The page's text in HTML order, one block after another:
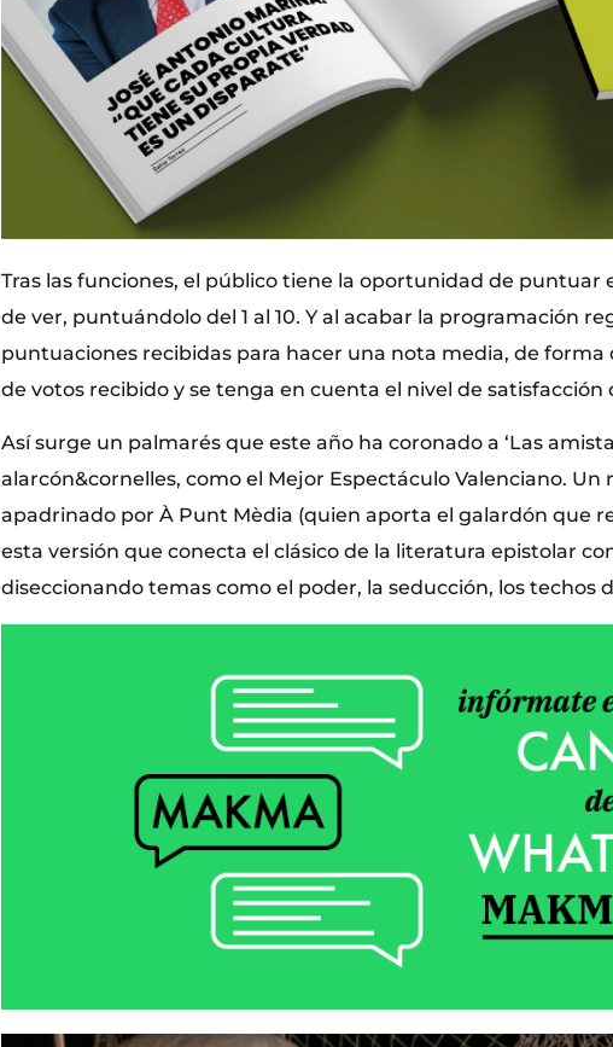
Tras las funciones, el público tiene la oportunidad de puntuar
de ver, puntuándolo del 1 al 10. Y al acabar la programación
puntuaciones recibidas para hacer una nota media, de
de votos recibido y se tenga en cuenta el nivel de satisfacción
Así surge un palmarés que este año ha coronado a ‘Las
alarcón&cornelles, como el Mejor Espectáculo Valenciano.
apadrinado por À Punt Mèdia (quien aporta el galardón que
esta versión que conecta el clásico de la literatura epistolar
diseccionando temas como el poder, la seducción, los techos